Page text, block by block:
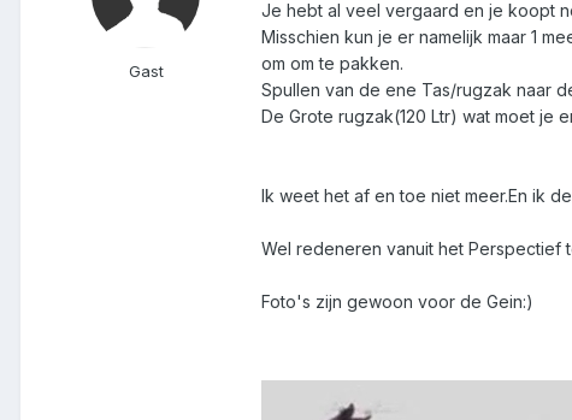
Gast
Je hebt al veel vergaard en je koopt
Misschien kun je er namelijk maar 1
om om te pakken.
Spullen van de ene Tas/rugzak naar
De Grote rugzak(120 Ltr) wat moet je
Ik weet het af en toe niet meer.En ik
Wel redeneren vanuit het Perspectief
Foto's zijn gewoon voor de Gein:)